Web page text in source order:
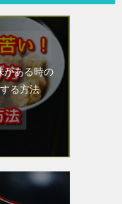
がある時の
る方法